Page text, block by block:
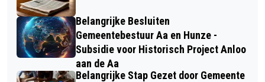
Belangrijke Besluiten
Gemeentebestuur Aa en Hunze -
Subsidie voor Historisch Project Anloo
aan de Aa
Belangrijke Stap Gezet door Gemeente